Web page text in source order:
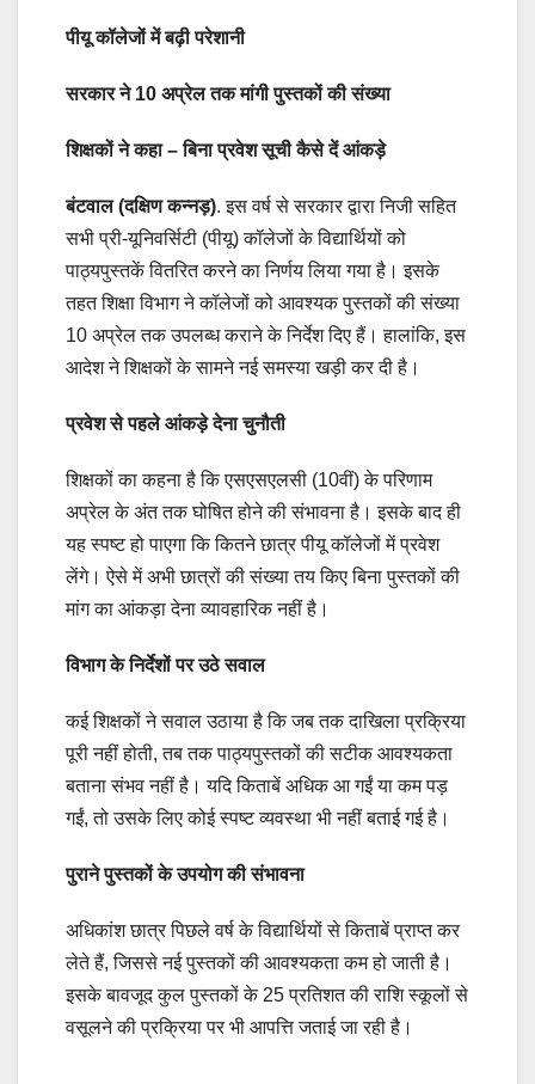
पीयू कॉलेजों में बढ़ी परेशानी
सरकार ने 10 अप्रेल तक मांगी पुस्तकों की संख्या
शिक्षकों ने कहा – बिना प्रवेश सूची कैसे दें आंकड़े
बंटवाल (दक्षिण कन्नड़). इस वर्ष से सरकार द्वारा निजी सहित
सभी प्री-यूनिवर्सिटी (पीयू) कॉलेजों के विद्यार्थियों को
पाठ्यपुस्तकें वितरित करने का निर्णय लिया गया है। इसके
तहत शिक्षा विभाग ने कॉलेजों को आवश्यक पुस्तकों की संख्या
10 अप्रेल तक उपलब्ध कराने के निर्देश दिए हैं। हालांकि, इस
आदेश ने शिक्षकों के सामने नई समस्या खड़ी कर दी है।
प्रवेश से पहले आंकड़े देना चुनौती
शिक्षकों का कहना है कि एसएसएलसी (10वीं) के परिणाम
अप्रेल के अंत तक घोषित होने की संभावना है। इसके बाद ही
यह स्पष्ट हो पाएगा कि कितने छात्र पीयू कॉलेजों में प्रवेश
लेंगे। ऐसे में अभी छात्रों की संख्या तय किए बिना पुस्तकों की
मांग का आंकड़ा देना व्यावहारिक नहीं है।
विभाग के निर्देशों पर उठे सवाल
कई शिक्षकों ने सवाल उठाया है कि जब तक दाखिला प्रक्रिया
पूरी नहीं होती, तब तक पाठ्यपुस्तकों की सटीक आवश्यकता
बताना संभव नहीं है। यदि किताबें अधिक आ गईं या कम पड़
गईं, तो उसके लिए कोई स्पष्ट व्यवस्था भी नहीं बताई गई है।
पुराने पुस्तकों के उपयोग की संभावना
अधिकांश छात्र पिछले वर्ष के विद्यार्थियों से किताबें प्राप्त कर
लेते हैं, जिससे नई पुस्तकों की आवश्यकता कम हो जाती है।
इसके बावजूद कुल पुस्तकों के 25 प्रतिशत की राशि स्कूलों से
वसूलने की प्रक्रिया पर भी आपत्ति जताई जा रही है।